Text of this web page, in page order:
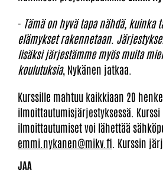
- Tämä on hyvä tapa nähdä, kuinka
elämykset rakennetaan.
lisäksi järjestämme myös muita
koulutuksia, Nykänen jatkaa.
Kurssille mahtuu kaikkiaan 20
ilmoittautumisjärjestyksessä.
ilmoittautumiset voi lähettää
emmi.nykanen@mikv.fi . Kurssin